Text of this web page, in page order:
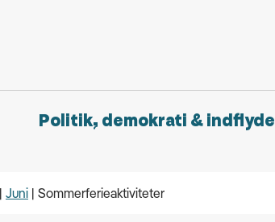
Politik, demokrati &
Juni Sommerferieaktiviteter